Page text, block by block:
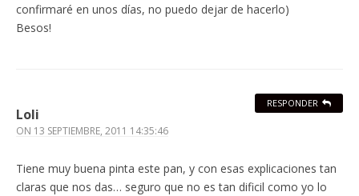
confirmaré en unos días, no puedo dejar de hacerlo)
Besos!
Loli
ON 13 SEPTIEMBRE, 2011 14:35:46
Tiene muy buena pinta este pan, y con esas explicaciones tan
claras que nos das… seguro que no es tan dificil como yo lo
RESPONDER